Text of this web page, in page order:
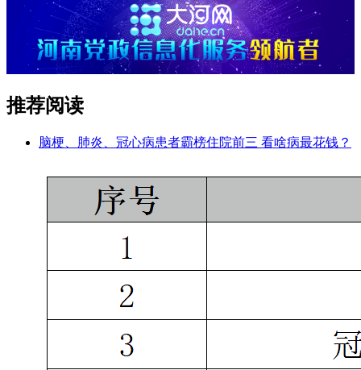
推荐阅读
脑梗、肺炎、冠心病患者霸榜住院前三 看啥病最花钱？